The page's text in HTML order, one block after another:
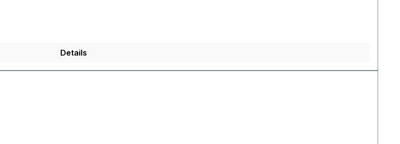
Details